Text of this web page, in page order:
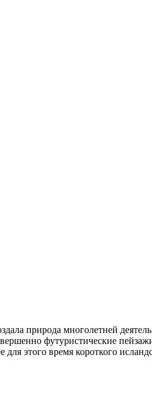
природа многолетней
футуристические
этого время короткого